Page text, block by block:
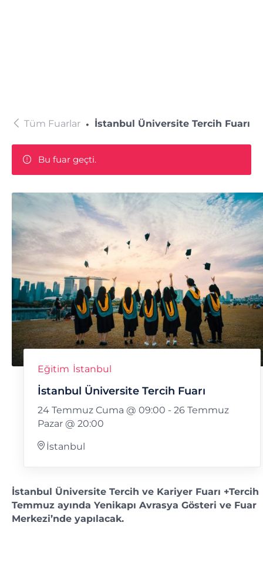
Tüm Fuarlar İstanbul Üniversite Tercih Fuarı
Bu fuar geçti.
Eğitim İstanbul
İstanbul Üniversite Tercih Fuarı
24 Temmuz Cuma @ 09:00 - 26 Temmuz
Pazar @ 20:00
İstanbul
İstanbul Üniversite Tercih ve Kariyer Fuarı +Tercih
Temmuz ayında Yenikapı Avrasya Gösteri ve Fuar
Merkezi’nde yapılacak.